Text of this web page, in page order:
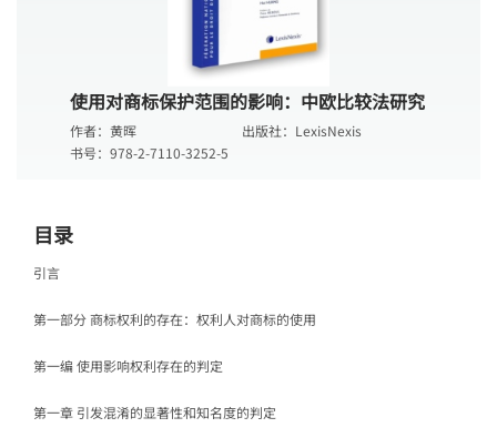
使用对商标保护范围的影响：中欧比较法研究
作者： 黄晖 出版社： LexisNexis
书号： 978-2-7110-3252-5
目录
引言
第一部分 商标权利的存在：权利人对商标的使用
第一编 使用影响权利存在的判定
第一章 引发混淆的显著性和知名度的判定